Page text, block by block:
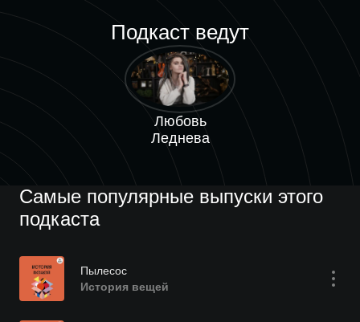
Подкаст ведут
Любовь
Леднева
Самые популярные выпуски этого
подкаста
Пылесос
История вещей